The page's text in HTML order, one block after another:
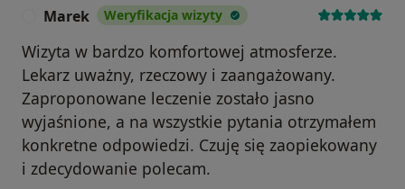
Marek Weryfikacja wizyty
Wizyta w bardzo komfortowej atmosferze.
Lekarz uważny, rzeczowy i zaangażowany.
Zaproponowane leczenie zostało jasno
wyjaśnione, a na wszystkie pytania otrzymałem
konkretne odpowiedzi. Czuję się zaopiekowany
i zdecydowanie polecam.